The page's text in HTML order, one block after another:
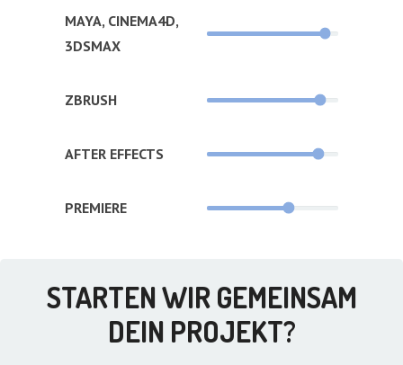
MAYA, CINEMA4D,
3DSMAX
ZBRUSH
AFTER EFFECTS
PREMIERE
STARTEN WIR GEMEINSAM
DEIN PROJEKT?